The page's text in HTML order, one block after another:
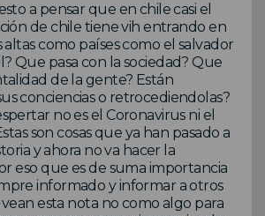
a pensar que en chile casi el
de chile tiene vih entrando en
altas como países como el salvador
Que pasa con la sociedad? Que
de la gente? Están
conciencias o retrocediendolas?
no es el Coronavirus ni el
son cosas que ya han pasado a
y ahora no va hacer la
eso que es de suma importancia
informado y informar a otros
vean esta nota no como algo para